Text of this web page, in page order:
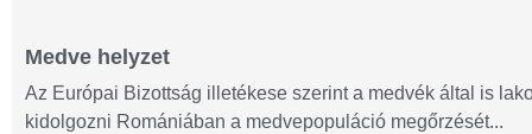
Medve helyzet
Az Európai Bizottság illetékese szerint a medvék által is
kidolgozni Romániában a medvepopuláció megőrzését...